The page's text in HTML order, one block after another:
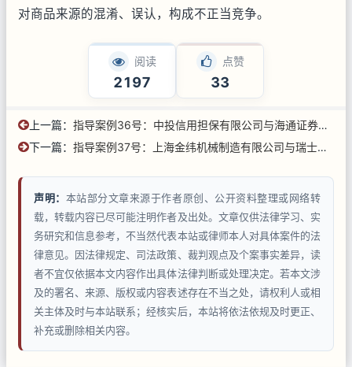
对商品来源的混淆、误认，构成不正当竞争。
阅读
2197
点赞
33
上一篇： 指导案例36号：中投信用担保有限公司与海通证券股份有限公司等证券权益纠纷执行复议案
下一篇： 指导案例37号：上海金纬机械制造有限公司与瑞士瑞泰克公司仲裁裁决执行复议案
声明： 本站部分文章来源于作者原创、公开资料整理或网络转
载，转载内容已尽可能注明作者及出处。文章仅供法律学习、实
务研究和信息参考，不当然代表本站或律师本人对具体案件的法
律意见。因法律规定、司法政策、裁判观点及个案事实差异，读
者不宜仅依据本文内容作出具体法律判断或处理决定。若本文涉
及的署名、来源、版权或内容表述存在不当之处，请权利人或相
关主体及时与本站联系；经核实后，本站将依法依规及时更正、
补充或删除相关内容。